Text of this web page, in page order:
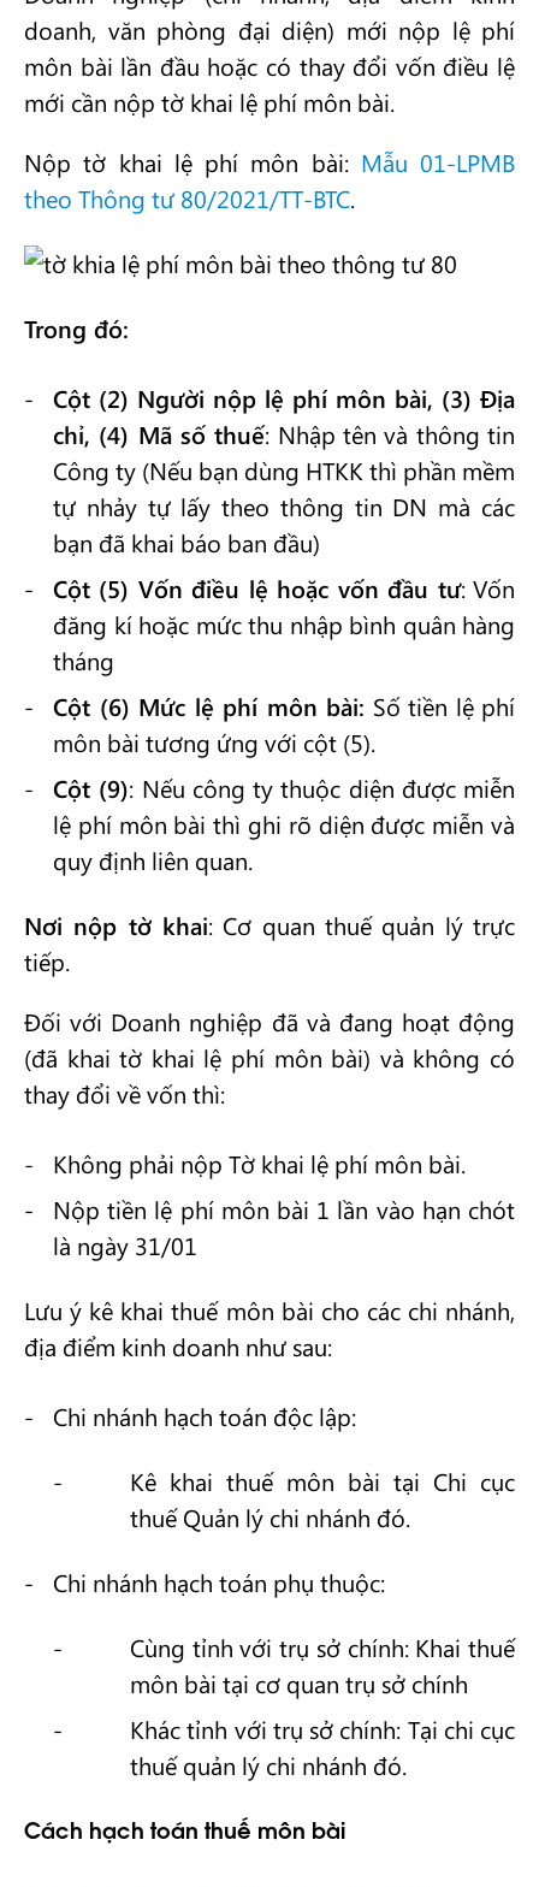
doanh, văn phòng đại diện) mới nộp lệ phí
môn bài lần đầu hoặc có thay đổi vốn điều lệ
mới cần nộp tờ khai lệ phí môn bài.
Nộp tờ khai lệ phí môn bài: Mẫu 01-LPMB
theo Thông tư 80/2021/TT-BTC.
Trong đó:
Cột (2) Người nộp lệ phí môn bài, (3) Địa
chỉ, (4) Mã số thuế: Nhập tên và thông tin
Công ty (Nếu bạn dùng HTKK thì phần mềm
tự nhảy tự lấy theo thông tin DN mà các
bạn đã khai báo ban đầu)
Cột (5) Vốn điều lệ hoặc vốn đầu tư: Vốn
đăng kí hoặc mức thu nhập bình quân hàng
tháng
Cột (6) Mức lệ phí môn bài: Số tiền lệ phí
môn bài tương ứng với cột (5).
Cột (9): Nếu công ty thuộc diện được miễn
lệ phí môn bài thì ghi rõ diện được miễn và
quy định liên quan.
Nơi nộp tờ khai: Cơ quan thuế quản lý trực
tiếp.
Đối với Doanh nghiệp đã và đang hoạt động
(đã khai tờ khai lệ phí môn bài) và không có
thay đổi về vốn thì:
Không phải nộp Tờ khai lệ phí môn bài.
Nộp tiền lệ phí môn bài 1 lần vào hạn chót
là ngày 31/01
Lưu ý kê khai thuế môn bài cho các chi nhánh,
địa điểm kinh doanh như sau:
Chi nhánh hạch toán độc lập:
Kê khai thuế môn bài tại Chi cục
thuế Quản lý chi nhánh đó.
Chi nhánh hạch toán phụ thuộc:
Cùng tỉnh với trụ sở chính: Khai thuế
môn bài tại cơ quan trụ sở chính
Khác tỉnh với trụ sở chính: Tại chi cục
thuế quản lý chi nhánh đó.
Cách hạch toán thuế môn bài